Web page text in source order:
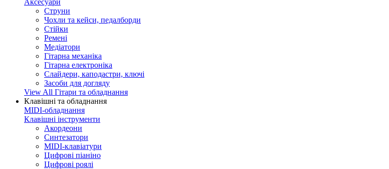
Аксесуари
Струни
Чохли та кейси, педалборди
Стійки
Ремені
Медіатори
Гітарна механіка
Гітарна електроніка
Слайдери, каподастри, ключі
Засоби для догляду
View All Гітари та обладнання
Клавішні та обладнання
MIDI-обладнання
Клавішні інструменти
Акордеони
Синтезатори
MIDI-клавіатури
Цифрові піаніно
Цифрові роялі